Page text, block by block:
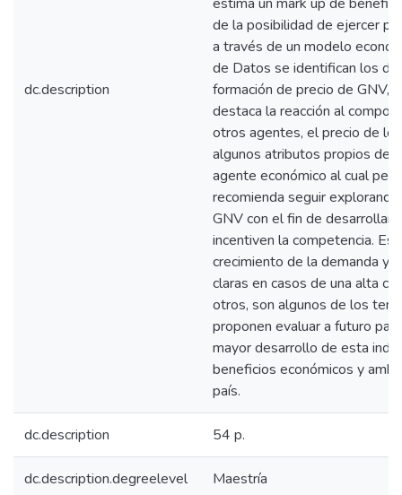
dc.description
de la posibilidad de ejercer
a través de un modelo
de Datos se identifican los
formación de precio de GNV,
destaca la reacción al
otros agentes, el precio de
algunos atributos propios de
agente económico al cual
recomienda seguir
GNV con el fin de desarrollar
incentiven la competencia.
crecimiento de la demanda y
claras en casos de una alta
otros, son algunos de los
proponen evaluar a futuro
mayor desarrollo de esta
beneficios económicos y
país.
dc.description 54 p.
dc.description.degreelevel Maestría